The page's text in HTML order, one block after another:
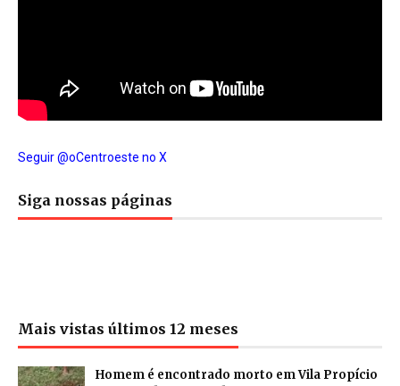
Seguir @oCentroeste no X
Siga nossas páginas
Mais vistas últimos 12 meses
Homem é encontrado morto em Vila Propício